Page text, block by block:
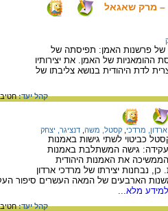
– מרק שאגאל
של פרשנות האמן: תפיסתה של
ההומאניות של האמן. את יצירותיו
לדת היהודית בנושא צליבתו של
קהל יעד:
ארדון, מרדכי קסטל, משה דנציגר, יצחק
כביטוי לשתי גישות באמנות
המאה ה-20 ביחס לעקידה: גישה המשתלבת באמנות
הממשיכה את האמנות היהודית
נבחנות יצירתו של מרדכי ארדון
משנות הארבעים של המאה העשרים סיפור
מלא...
קהל יעד: